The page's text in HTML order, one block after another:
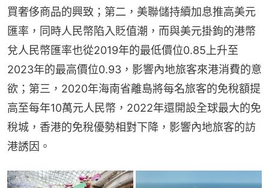
買奢侈商品的興致；第二，美聯儲持續加息推高美元
匯率，同時人民幣陷入貶值潮，而與美元掛鉤的港幣
兌人民幣匯率也從2019年的最低價位0.85上升至
2023年的最高價位0.93，影響內地旅客來港消費的意
欲；第三，2020年海南省離島將每名旅客的免稅額提
高至每年10萬元人民幣，2022年還開設全球最大的免
稅城，香港的免稅優勢相對下降，影響內地旅客的訪
港誘因。